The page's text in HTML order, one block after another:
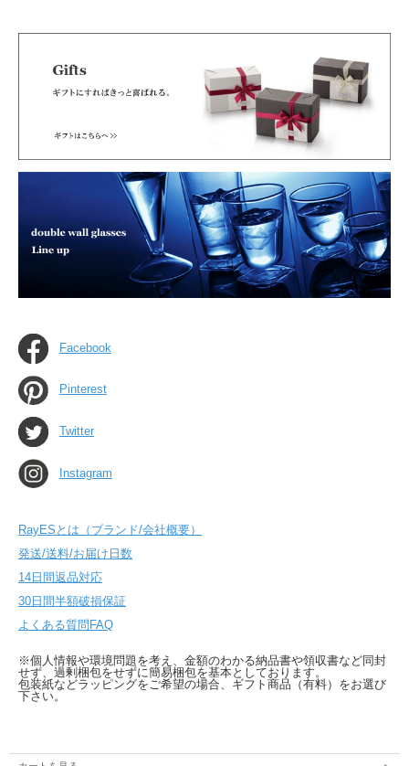
Facebook
Pinterest
Twitter
Instagram
RayESとは（ブランド/会社概要）
発送/送料/お届け日数
14日間返品対応
30日間半額破損保証
よくある質問FAQ
※個人情報や環境問題を考え、金額のわかる納品書や領収書など同封
せず、過剰梱包をせずに簡易梱包を基本としております。
包装紙などラッピングをご希望の場合、ギフト商品（有料）をお選び
下さい。